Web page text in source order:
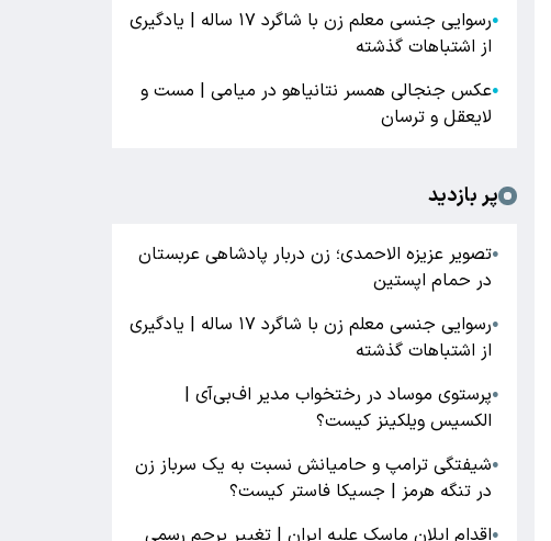
●
رسوایی جنسی معلم زن با شاگرد ۱۷ ساله | یادگیری
از اشتباهات گذشته
●عکس جنجالی همسر نتانیاهو در میامی | مست و
لایعقل و ترسان
پر بازدید
●تصویر عزیزه الاحمدی؛ زن دربار پادشاهی عربستان
در حمام اپستین
●
رسوایی جنسی معلم زن با شاگرد ۱۷ ساله | یادگیری
از اشتباهات گذشته
●پرستوی موساد در رختخواب مدیر اف‌بی‌آی |
الکسیس ویلکینز کیست؟
●شیفتگی ترامپ و حامیانش نسبت به یک سرباز زن
در تنگه هرمز | جسیکا فاستر کیست؟
●اقدام ایلان ماسک علیه ایران | تغییر پرچم رسمی